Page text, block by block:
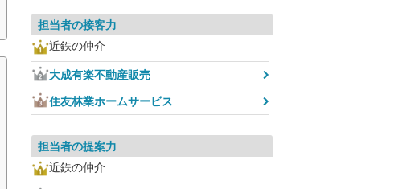
担当者の接客力
近鉄の仲介
大成有楽不動産販売
住友林業ホームサービス
担当者の提案力
近鉄の仲介